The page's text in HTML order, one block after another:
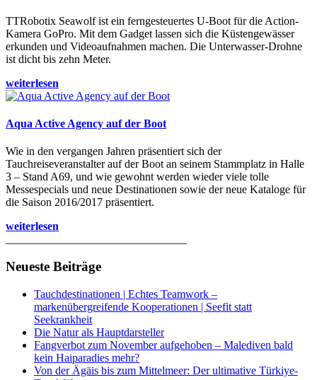
TTRobotix Seawolf ist ein ferngesteuertes U-Boot für die Action-
Kamera GoPro. Mit dem Gadget lassen sich die Küstengewässer
erkunden und Videoaufnahmen machen. Die Unterwasser-Drohne
ist dicht bis zehn Meter.
weiterlesen
Aqua Active Agency auf der Boot
Wie in den vergangen Jahren präsentiert sich der
Tauchreiseveranstalter auf der Boot an seinem Stammplatz in Halle
3 – Stand A69, und wie gewohnt werden wieder viele tolle
Messespecials und neue Destinationen sowie der neue Kataloge für
die Saison 2016/2017 präsentiert.
weiterlesen
Neueste Beiträge
Tauchdestinationen | Echtes Teamwork –
markenübergreifende Kooperationen | Seefit statt
Seekrankheit
Die Natur als Hauptdarsteller
Fangverbot zum November aufgehoben – Malediven bald
kein Haiparadies mehr?
Von der Ägäis bis zum Mittelmeer: Der ultimative Türkiye-